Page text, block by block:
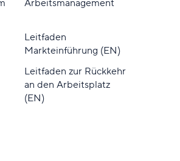
Arbeitsmanagement
Leitfaden
Markteinführung (EN)
Leitfaden zur Rückkehr
an den Arbeitsplatz
(EN)